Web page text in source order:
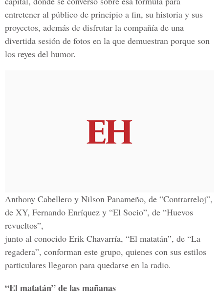
entretener al público de principio a fin, su historia y sus
proyectos, además de disfrutar la compañía de una
divertida sesión de fotos en la que demuestran porque son
los reyes del humor.
Anthony Cabellero y Nilson Panameño, de “Contrarreloj”,
de XY, Fernando Enríquez y “El Socio”, de “Huevos
revueltos”,
junto al conocido Erik Chavarría, “El matatán”, de “La
regadera”, conforman este grupo, quienes con sus estilos
particulares llegaron para quedarse en la radio.
“El matatán” de las mañanas